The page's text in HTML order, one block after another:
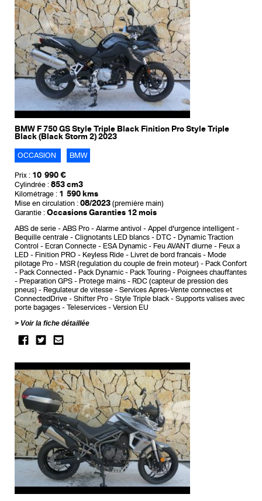
BMW F 750 GS Style Triple Black Finition Pro Style Triple
Black (Black Storm 2) 2023
OCCASION BMW
Prix : 10 990 €
Cylindrée : 853 cm3
Kilométrage : 1 590 kms
Mise en circulation : 08/2023 (première main)
Garantie : Occasions Garanties 12 mois
ABS de serie ABS Pro Alarme antivol
Appel d'urgence intelligent
Bequille centrale
Clignotants LED blancs
DTC - Dynamic Traction
Control
Ecran Connecte ESA Dynamic Feu AVANT diurne
Feux a
LED
Finition PRO Keyless Ride Livret de bord francais
Mode
pilotage Pro
MSR (regulation du couple de frein moteur)
Pack Confort
Pack Connected
Pack Dynamic Pack Touring
Poignees chauffantes
Preparation GPS
Protege mains
RDC (capteur de pression des
pneus)
Regulateur de vitesse
Services Apres-Vente connectes et
ConnectedDrive
Shifter Pro Style Triple black
Supports valises avec
porte bagages
Teleservices
Version EU
Voir la fiche détaillée